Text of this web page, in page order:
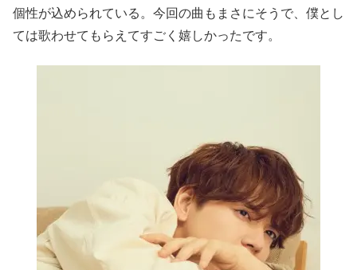
個性が込められている。今回の曲もまさにそうで、僕とし
ては歌わせてもらえてすごく嬉しかったです。